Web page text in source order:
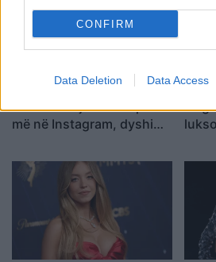
CONFIRM
Data Deletion Data Access
Foto/ Selin Bollati dhe
Kristi Lamaj nuk ndiqen
më në Instagram, dyshime
banorëve të Big Brother
VIP 5